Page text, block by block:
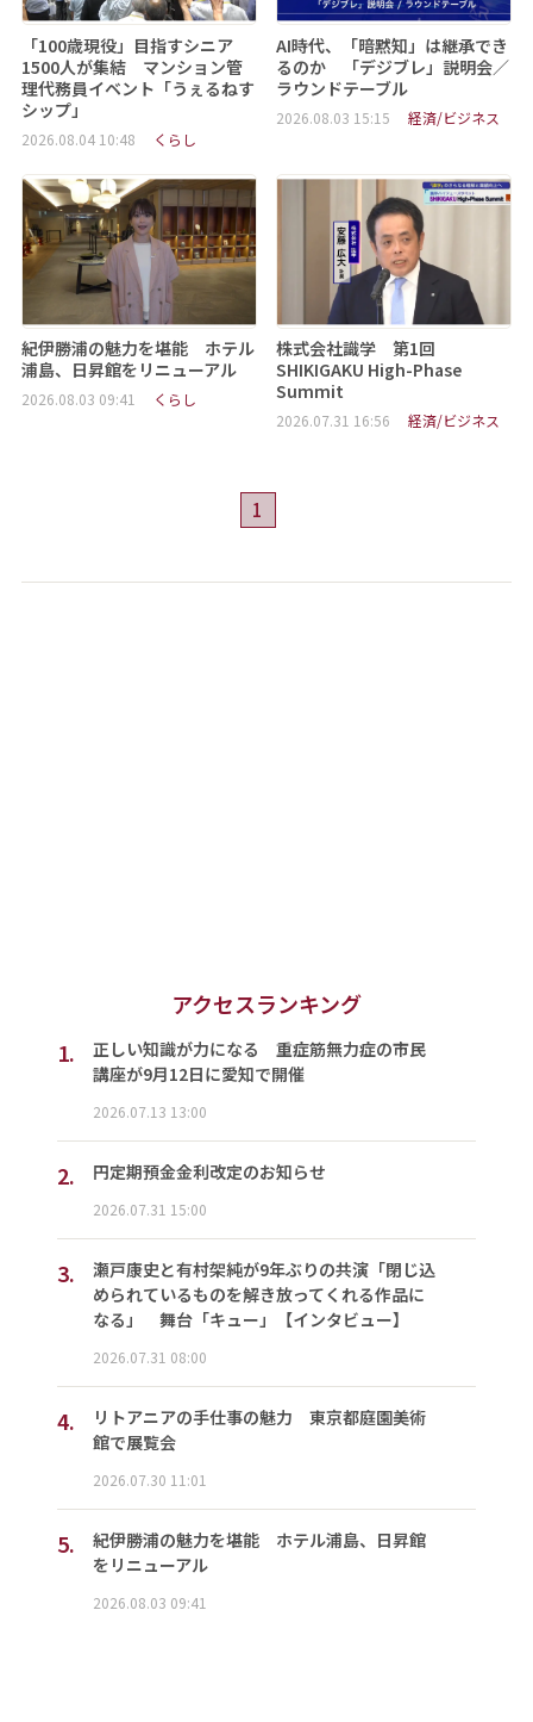
「100歳現役」目指すシニア
1500人が集結 マンション管
理代務員イベント「うぇるねす
シップ」
2026.08.04 10:48 くらし
AI時代、「暗黙知」は継承でき
るのか 「デジブレ」説明会／
ラウンドテーブル
2026.08.03 15:15 経済/ビジネス
紀伊勝浦の魅力を堪能 ホテル
浦島、日昇館をリニューアル
2026.08.03 09:41 くらし
株式会社識学 第1回
SHIKIGAKU High-Phase
Summit
2026.07.31 16:56 経済/ビジネス
1
アクセスランキング
1.
正しい知識が力になる 重症筋無力症の市民
講座が9月12日に愛知で開催
2026.07.13 13:00
2. 円定期預金金利改定のお知らせ
2026.07.31 15:00
3.
瀬戸康史と有村架純が9年ぶりの共演「閉じ込
められているものを解き放ってくれる作品に
なる」 舞台「キュー」【インタビュー】
2026.07.31 08:00
4.
リトアニアの手仕事の魅力 東京都庭園美術
館で展覧会
2026.07.30 11:01
5.
紀伊勝浦の魅力を堪能 ホテル浦島、日昇館
をリニューアル
2026.08.03 09:41